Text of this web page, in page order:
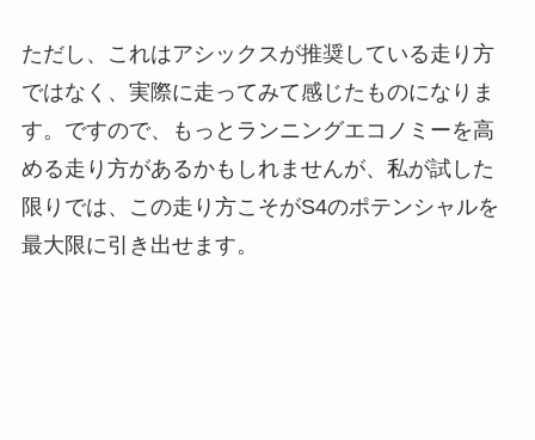
ただし、これはアシックスが推奨している走り方
ではなく、実際に走ってみて感じたものになりま
す。ですので、もっとランニングエコノミーを高
める走り方があるかもしれませんが、私が試した
限りでは、この走り方こそがS4のポテンシャルを
最大限に引き出せます。